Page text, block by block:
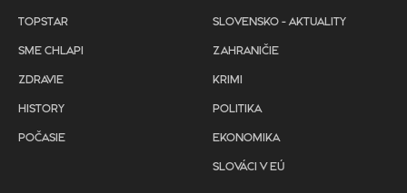
TOPSTAR
SME CHLAPI
ZDRAVIE
HISTORY
POČASIE
SLOVENSKO - AKTUALITY
ZAHRANIČIE
KRIMI
POLITIKA
EKONOMIKA
SLOVÁCI V EÚ